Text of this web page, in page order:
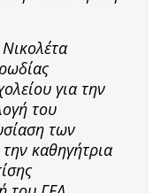
για την
του
των
καθηγήτρια